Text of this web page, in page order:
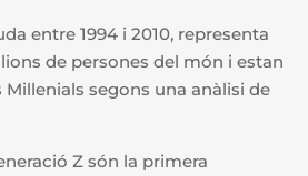
entre 1994 i 2010, representa
de persones del món i estan
Millenials segons una anàlisi de
Z són la primera